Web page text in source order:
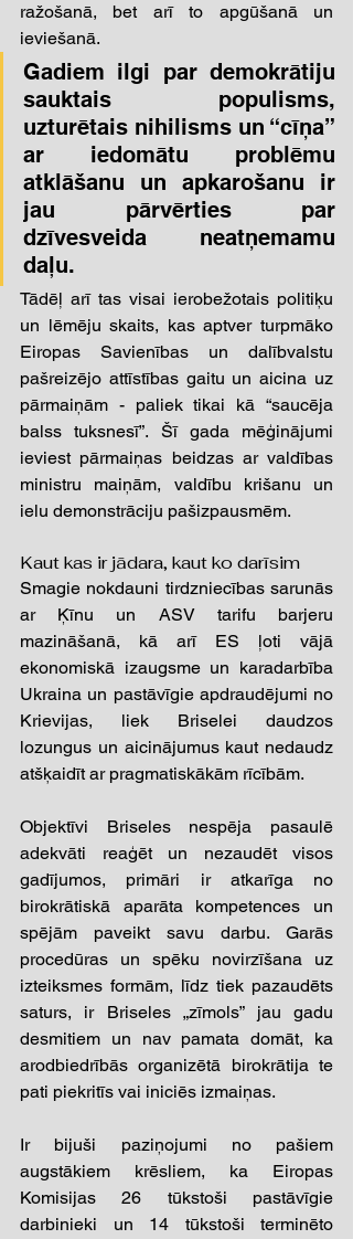
ražošanā, bet arī to apgūšanā un
ieviešanā.
Gadiem ilgi par demokrātiju
sauktais populisms,
uzturētais nihilisms un “cīņa”
ar iedomātu problēmu
atklāšanu un apkarošanu ir
jau pārvērties par
dzīvesveida neatņemamu
daļu.
Tādēļ arī tas visai ierobežotais politiķu
un lēmēju skaits, kas aptver turpmāko
Eiropas Savienības un dalībvalstu
pašreizējo attīstības gaitu un aicina uz
pārmaiņām - paliek tikai kā “saucēja
balss tuksnesī”. Šī gada mēģinājumi
ieviest pārmaiņas beidzas ar valdības
ministru maiņām, valdību krišanu un
ielu demonstrāciju pašizpausmēm.
Kaut kas ir jādara, kaut ko darīsim
Smagie nokdauni tirdzniecības sarunās
ar Ķīnu un ASV tarifu barjeru
mazināšanā, kā arī ES ļoti vājā
ekonomiskā izaugsme un karadarbība
Ukraina un pastāvīgie apdraudējumi no
Krievijas, liek Briselei daudzos
lozungus un aicinājumus kaut nedaudz
atšķaidīt ar pragmatiskākām rīcībām.
Objektīvi Briseles nespēja pasaulē
adekvāti reaģēt un nezaudēt visos
gadījumos, primāri ir atkarīga no
birokrātiskā aparāta kompetences un
spējām paveikt savu darbu. Garās
procedūras un spēku novirzīšana uz
izteiksmes formām, līdz tiek pazaudēts
saturs, ir Briseles „zīmols” jau gadu
desmitiem un nav pamata domāt, ka
arodbiedrībās organizētā birokrātija te
pati piekritīs vai iniciēs izmaiņas.
Ir bijuši paziņojumi no pašiem
augstākiem krēsliem, ka Eiropas
Komisijas 26 tūkstoši pastāvīgie
darbinieki un 14 tūkstoši terminēto